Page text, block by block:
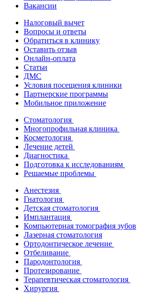
Вакансии
Налоговый вычет
Вопросы и ответы
Обратиться в клинику
Оставить отзыв
Онлайн-оплата
Статьи
ДМС
Условия посещения клиники
Партнерские программы
Мобильное приложение
Стоматология
Многопрофильная клиника
Косметология
Лечение детей
Диагностика
Подготовка к исследованиям
Решаемые проблемы
Анестезия
Гнатология
Детская стоматология
Имплантация
Компьютерная томография зубов
Лазерная стоматология
Ортодонтическое лечение
Отбеливание
Пародонтология
Протезирование
Терапевтическая стоматология
Хирургия